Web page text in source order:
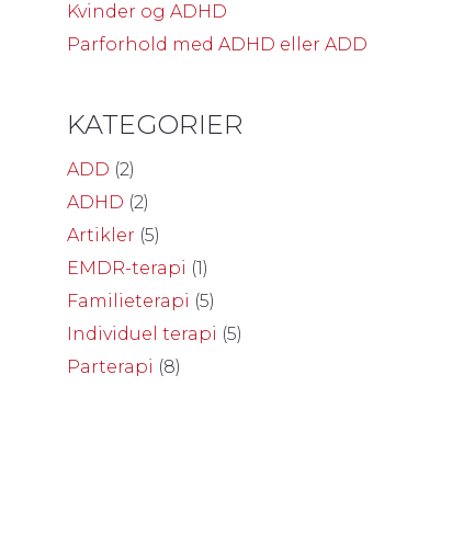
Kvinder og ADHD
Parforhold med ADHD eller ADD
KATEGORIER
ADD (2)
ADHD (2)
Artikler (5)
EMDR-terapi (1)
Familieterapi (5)
Individuel terapi (5)
Parterapi (8)